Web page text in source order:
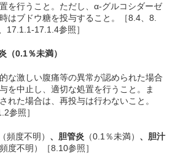
を行うこと。ただし、α-グルコシダーゼ
はブドウ糖を投与すること。［8.4、8.
17.1.1-17.1.4参照］
（0.1％未満）
な激しい腹痛等の異常が認められた場合
を中止し、適切な処置を行うこと。ま
れた場合は、再投与は行わないこと。
参照］
（頻度不明） 、胆管炎 （0.1％未満） 、胆汁
頻度不明）［8.10参照］